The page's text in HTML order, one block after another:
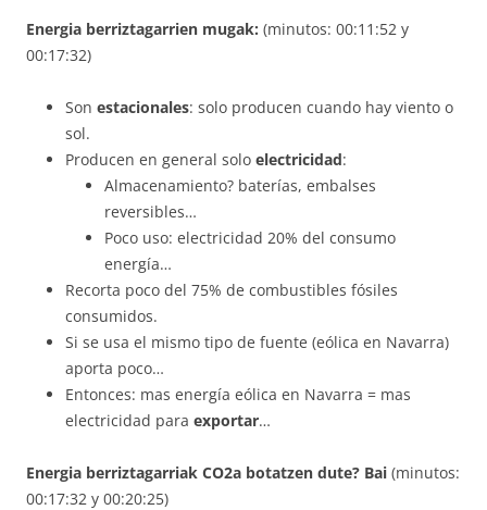
Energia berriztagarrien mugak: (minutos: 00:11:52 y
00:17:32)
Son estacionales: solo producen cuando hay viento o
sol.
Producen en general solo electricidad:
Almacenamiento? baterías, embalses
reversibles…
Poco uso: electricidad 20% del consumo
energía…
Recorta poco del 75% de combustibles fósiles
consumidos.
Si se usa el mismo tipo de fuente (eólica en Navarra)
aporta poco…
Entonces: mas energía eólica en Navarra = mas
electricidad para exportar…
Energia berriztagarriak CO2a botatzen dute? Bai (minutos:
00:17:32 y 00:20:25)